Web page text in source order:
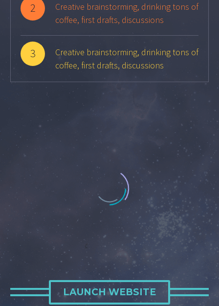
2
Creative brainstorming, drinking tons of
coffee, first drafts, discussions
3
Creative brainstorming, drinking tons of
coffee, first drafts, discussions
LAUNCH WEBSITE